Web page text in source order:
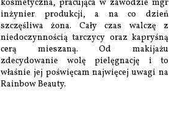
kosmetyczna, pracująca w zawodzie mgr
inżynier produkcji, a na co dzień
szczęśliwa żona. Cały czas walczę z
niedoczynnością tarczycy oraz kapryśną
cerą mieszaną. Od makijażu
zdecydowanie wolę pielęgnację i to
właśnie jej poświęcam najwięcej uwagi na
Rainbow Beauty.